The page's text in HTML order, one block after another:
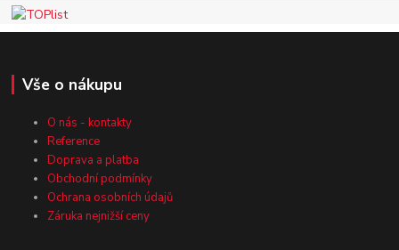
Vše o nákupu
O nás - kontakty
Reference
Doprava a platba
Obchodní podmínky
Ochrana osobních údajů
Záruka nejnižší ceny